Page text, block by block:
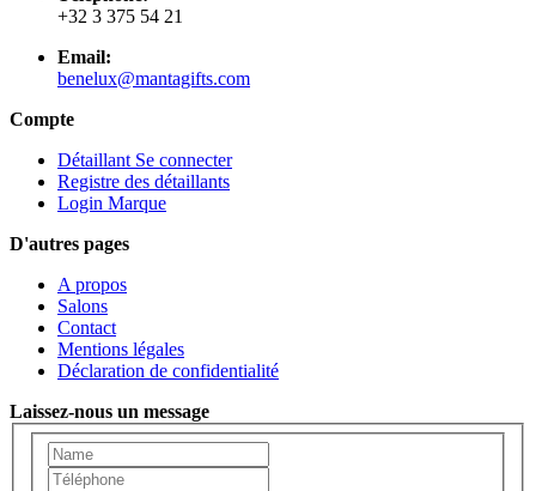
+32 3 375 54 21
Email:
benelux@mantagifts.com
Compte
Détaillant Se connecter
Registre des détaillants
Login Marque
D'autres pages
A propos
Salons
Contact
Mentions légales
Déclaration de confidentialité
Laissez-nous un message